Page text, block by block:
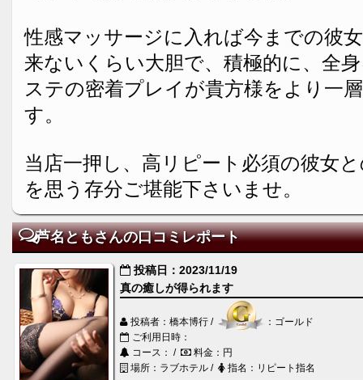
性感マッサージに入れば今までの彼
来ないくらい大胆で、積極的に、全
ステの密着プレイが貴方様をより一
す。
当店一押し、高リピート必須の彼女
を思う存分ご堪能下さいませ。
芦名ともさんの口コミレポート
投稿日：2023/11/19
真の癒しが得られます
投稿者：橋本博行 /
：ゴールド
ご利用日時：
コース： /
料金：円
場所：ラブホテル /
指名：リピート指名